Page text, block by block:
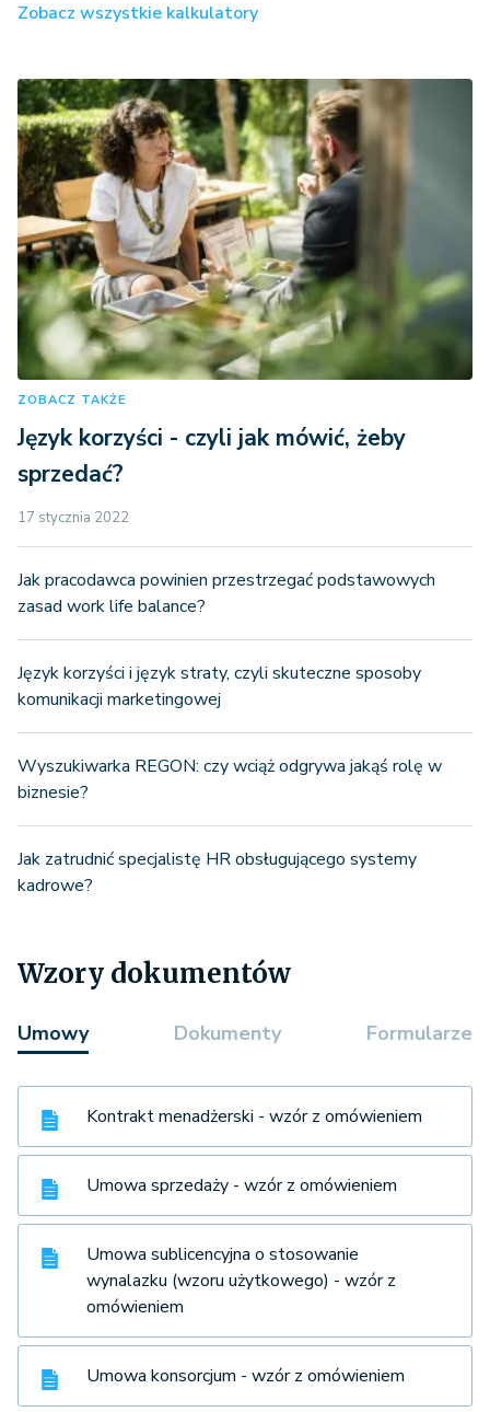
Zobacz wszystkie kalkulatory
ZOBACZ TAKŻE
Język korzyści - czyli jak mówić, żeby
sprzedać?
17 stycznia 2022
Jak pracodawca powinien przestrzegać podstawowych
zasad work life balance?
Język korzyści i język straty, czyli skuteczne sposoby
komunikacji marketingowej
Wyszukiwarka REGON: czy wciąż odgrywa jakąś rolę w
biznesie?
Jak zatrudnić specjalistę HR obsługującego systemy
kadrowe?
Wzory dokumentów
Umowy Dokumenty Formularze
Kontrakt menadżerski - wzór z omówieniem
Umowa sprzedaży - wzór z omówieniem
Umowa sublicencyjna o stosowanie
wynalazku (wzoru użytkowego) - wzór z
omówieniem
Umowa konsorcjum - wzór z omówieniem